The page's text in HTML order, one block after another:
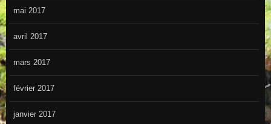
mai 2017
avril 2017
mars 2017
février 2017
janvier 2017